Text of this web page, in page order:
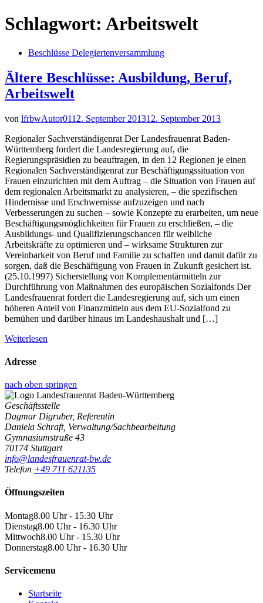
Schlagwort: Arbeitswelt
Beschlüsse Delegiertenversammlung
Ältere Beschlüsse: Ausbildung, Beruf,
Arbeitswelt
von lfrbwAutor0112. September 201312. September 2013
Regionaler Sachverständigenrat Der Landesfrauenrat Baden-
Württemberg fordert die Landesregierung auf, die
Regierungspräsidien zu beauftragen, in den 12 Regionen je einen
Regionalen Sachverständigenrat zur Beschäftigungssituation von
Frauen einzurichten mit dem Auftrag – die Situation von Frauen auf
dem regionalen Arbeitsmarkt zu analysieren, – die spezifischen
Hindernisse und Erschwernisse aufzuzeigen und nach
Verbesserungen zu suchen – sowie Konzepte zu erarbeiten, um neue
Beschäftigungsmöglichkeiten für Frauen zu erschließen, – die
Ausbildungs- und Qualifizierungschancen für weibliche
Arbeitskräfte zu optimieren und – wirksame Strukturen zur
Vereinbarkeit von Beruf und Familie zu schaffen und damit dafür zu
sorgen, daß die Beschäftigung von Frauen in Zukunft gesichert ist.
(25.10.1997) Sicherstellung von Komplementärmitteln zur
Durchführung von Maßnahmen des europäischen Sozialfonds Der
Landesfrauenrat fordert die Landesregierung auf, sich um einen
höheren Anteil von Finanzmitteln aus dem EU-Sozialfond zu
bemühen und darüber hinaus im Landeshaushalt und […]
Weiterlesen
Adresse
nach oben springen
Geschäftsstelle
Dagmar Digruber, Referentin
Daniela Schraft, Verwaltung/Sachbearbeitung
Gymnasiumstraße 43
70174 Stuttgart
info@landesfrauenrat-bw.de
Telefon +49 711 621135
Öffnungszeiten
Montag8.00 Uhr - 15.30 Uhr
Dienstag8.00 Uhr - 16.30 Uhr
Mittwoch8.00 Uhr - 15.30 Uhr
Donnerstag8.00 Uhr - 16.30 Uhr
Servicemenu
Startseite